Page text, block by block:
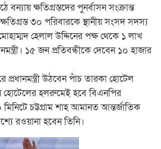
ক্ষতিগ্রস্তদের পুনর্বাসন সংক্রান্ত
৩০ পরিবারকে স্থানীয় সংসদ সদস্য
মোহাম্মদ হেলাল উদ্দিনের পক্ষ থেকে ১ লাখ
১৫ জন প্রতিবন্ধীকে দেবেন ১০ হাজার
প্রধানমন্ত্রী উঠবেন পাঁচ তারকা হোটেল
হোটেলের হলরুমেই হবে বিএনপির
চট্টগ্রাম শাহ আমানত আন্তর্জাতিক
রওয়ানা হবেন তিনি।